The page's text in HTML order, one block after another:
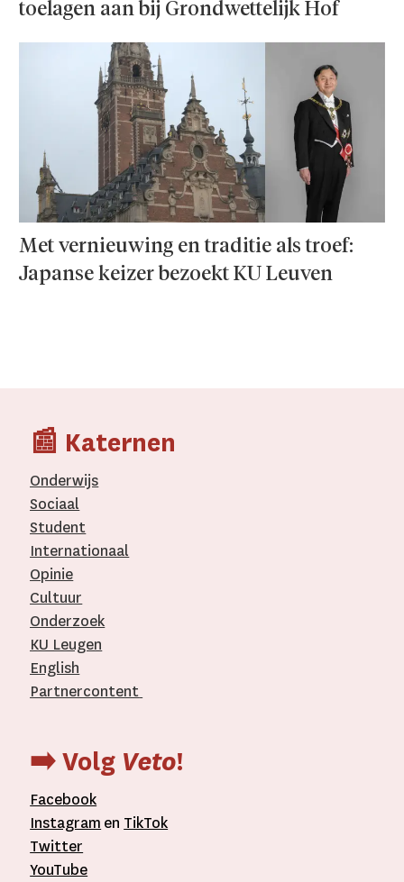
toelagen aan bij Grondwettelijk Hof
Met vernieuwing en traditie als troef:
Japanse keizer bezoekt KU Leuven
📰 Katernen
Onderwijs
Sociaal
Student
Internationaal­
Opinie
Cultuur
Onderzoek
KU Leugen
English
Partnercontent
➡️ Volg Veto!
Facebook
Instagram en TikTok
Twitter
YouTube